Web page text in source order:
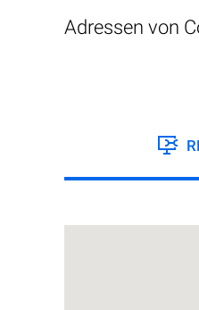
Adressen von